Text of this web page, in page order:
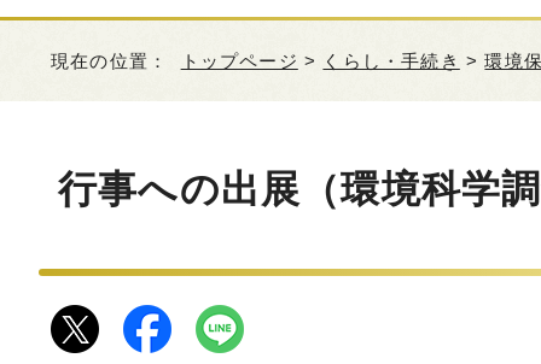
現在の位置： トップページ > くらし・手続き >環境
行事への出展（環境科学